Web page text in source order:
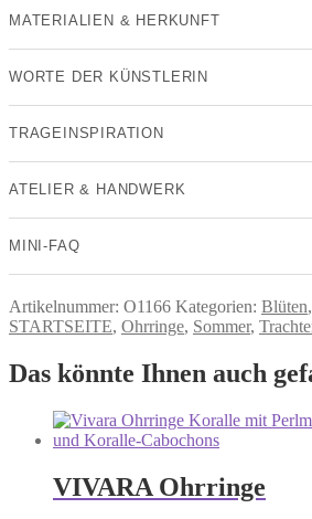
MATERIALIEN & HERKUNFT
WORTE DER KÜNSTLERIN
TRAGEINSPIRATION
ATELIER & HANDWERK
MINI-FAQ
Artikelnummer: O1166 Kategorien: Blüten,
STARTSEITE, Ohrringe, Sommer,
Das könnte Ihnen auch
VIVARA Ohrringe